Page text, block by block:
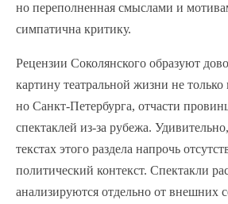
но переполненная смыслами и
симпатична критику.
Рецензии Соколянского образуют
картину театральной жизни не только
но Санкт-Петербурга, отчасти
спектаклей из-за рубежа.
текстах этого раздела напрочь
политический контекст. Спектакли
анализируются отдельно от внешних